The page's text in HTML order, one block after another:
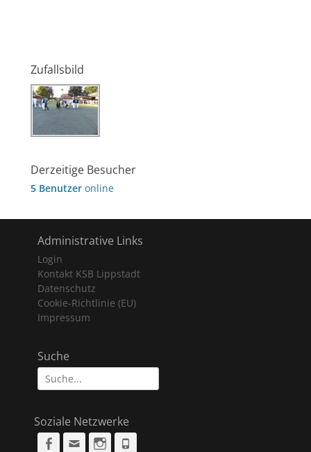
Zufallsbild
Derzeitige Besucher
5 Benutzer online
Administrative Links
Login
Kontakt KSB Lippstadt
Datenschutz
Cookie-Richtlinie (EU)
Impressum
Suche
Suche
nach:
Soziale Netzwerke
Facebook
Email Instagram